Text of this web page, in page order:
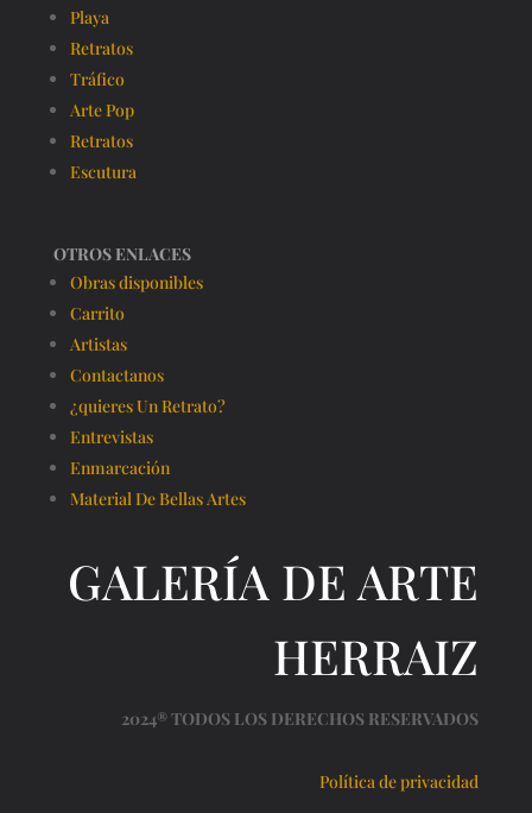
Playa
Retratos
Tráfico
Arte Pop
Retratos
Escutura
OTROS ENLACES
Obras disponibles
Carrito
Artistas
Contactanos
¿quieres Un Retrato?
Entrevistas
Enmarcación
Material De Bellas Artes
GALERÍA DE ARTE
HERRAIZ
2024® TODOS LOS DERECHOS RESERVADOS
Política de privacidad